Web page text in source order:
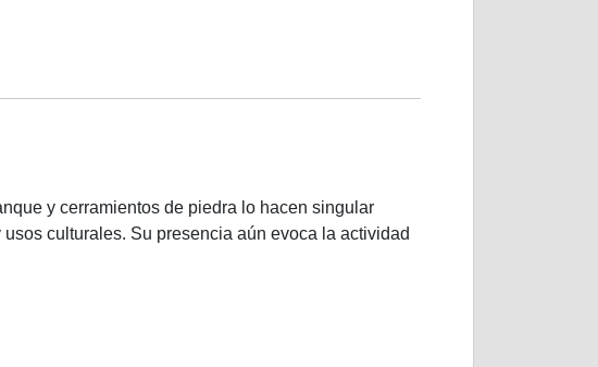
y cerramientos de piedra lo hacen singular
culturales. Su presencia aún evoca la actividad